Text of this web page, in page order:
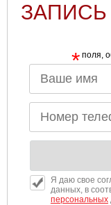
* поля,
Я даю свое
данных, в
персональных